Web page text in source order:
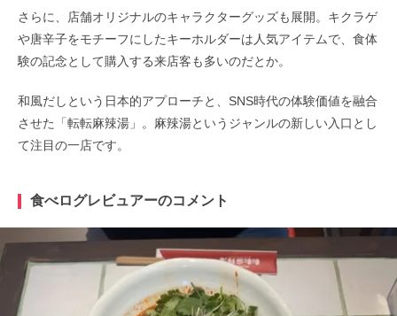
さらに、店舗オリジナルのキャラクターグッズも展開。キクラゲ
や唐辛子をモチーフにしたキーホルダーは人気アイテムで、食体
験の記念として購入する来店客も多いのだとか。
和風だしという日本的アプローチと、SNS時代の体験価値を融合
させた「転転麻辣湯」。麻辣湯というジャンルの新しい入口とし
て注目の一店です。
食べログレビュアーのコメント